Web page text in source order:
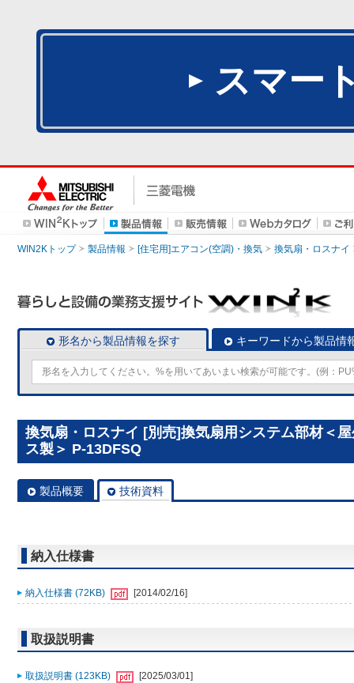
スマー
WIN2Kトップ 製品情報 [住宅用]エアコン(空調)・換気 換気扇・ロスナイ
形名から製品情報を探す キーワードから製品情
換気扇・ロスナイ [別売]換気扇用システム部材＜
ス製＞ P-13DFSQ
製品概要 技術資料
納入仕様書
納入仕様書 (72KB) [2014/02/16]
取扱説明書
取扱説明書 (123KB) [2025/03/01]